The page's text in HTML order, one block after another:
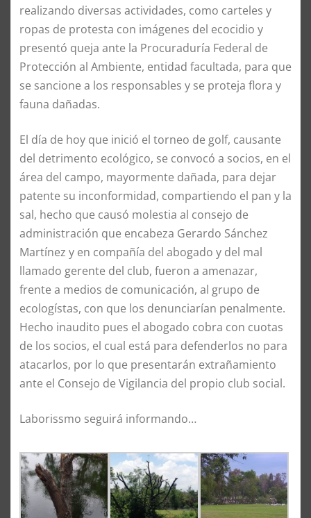
realizando diversas actividades, como carteles y
ropas de protesta con imágenes del ecocidio y
presentó queja ante la Procuraduría Federal de
Protección al Ambiente, entidad facultada, para que
se sancione a los responsables y se proteja flora y
fauna dañadas.
El día de hoy que inició el torneo de golf, causante
del detrimento ecológico, se convocó a socios, en el
área del campo, mayormente dañada, para dejar
patente su inconformidad, compartiendo el pan y la
sal, hecho que causó molestia al consejo de
administración que encabeza Gerardo Sánchez
Martínez y en compañía del abogado y del mal
llamado gerente del club, fueron a amenazar,
frente a medios de comunicación, al grupo de
ecologístas, con que los denunciarían penalmente.
Hecho inaudito pues el abogado cobra con cuotas
de los socios, el cual está para defenderlos no para
atacarlos, por lo que presentarán extrañamiento
ante el Consejo de Vigilancia del propio club social.
Laborissmo seguirá informando…